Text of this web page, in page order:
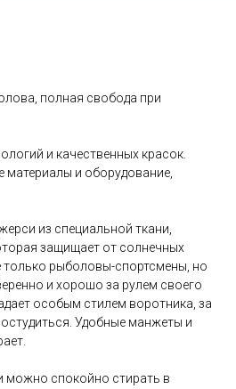
полная свобода при
и качественных красок.
материалы и оборудование,
из специальной ткани,
защищает от солнечных
только рыболовы-спортсмены, но
и хорошо за рулем своего
особым стилем воротника, за
Удобные манжеты и
можно спокойно стирать в